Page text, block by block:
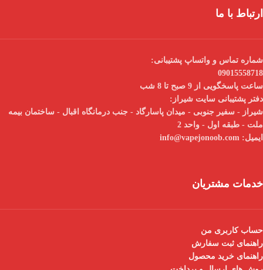
ارتباط با ما
شماره تماس و واتساپ پشتیبانی:
09015558718
ساعت پاسخگویی از 9 صبح تا 8 شب
دفتر پشتیبانی سایت شیراز:
شیراز - سفیر جنوبی - میدان پاسارگاد - جنب درمانگاه اقبال - ساختمان بیمه
ملت - طبقه اول - واحد 2
ایمیل:
خدمات مشتریان
حساب کاربری من
راهنمای ثبت سفارش
راهنمای خرید محصول